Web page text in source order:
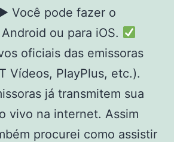
Você pode fazer o
ou para iOS.
oficiais das emissoras
Vídeos, PlayPlus, etc.).
já transmitem sua
vivo na internet. Assim
procurei como assistir